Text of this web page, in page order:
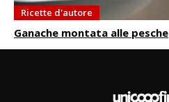
Ricette d'autore
Ganache montata alle pesche